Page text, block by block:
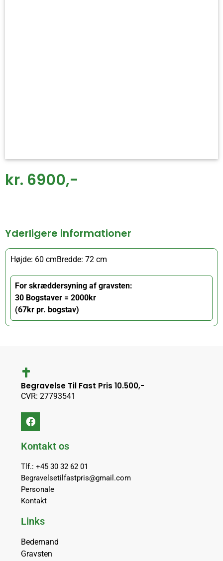
kr. 6900,-
Yderligere informationer
Højde: 60 cmBredde: 72 cm
For skræddersyning af gravsten:
30 Bogstaver = 2000kr
(67kr pr. bogstav)
Begravelse Til Fast Pris 10.500,-
CVR: 27793541
Kontakt os
Tlf.: +45 30 32 62 01
Begravelsetilfastpris@gmail.com
Personale
Kontakt
Links
Bedemand
Gravsten